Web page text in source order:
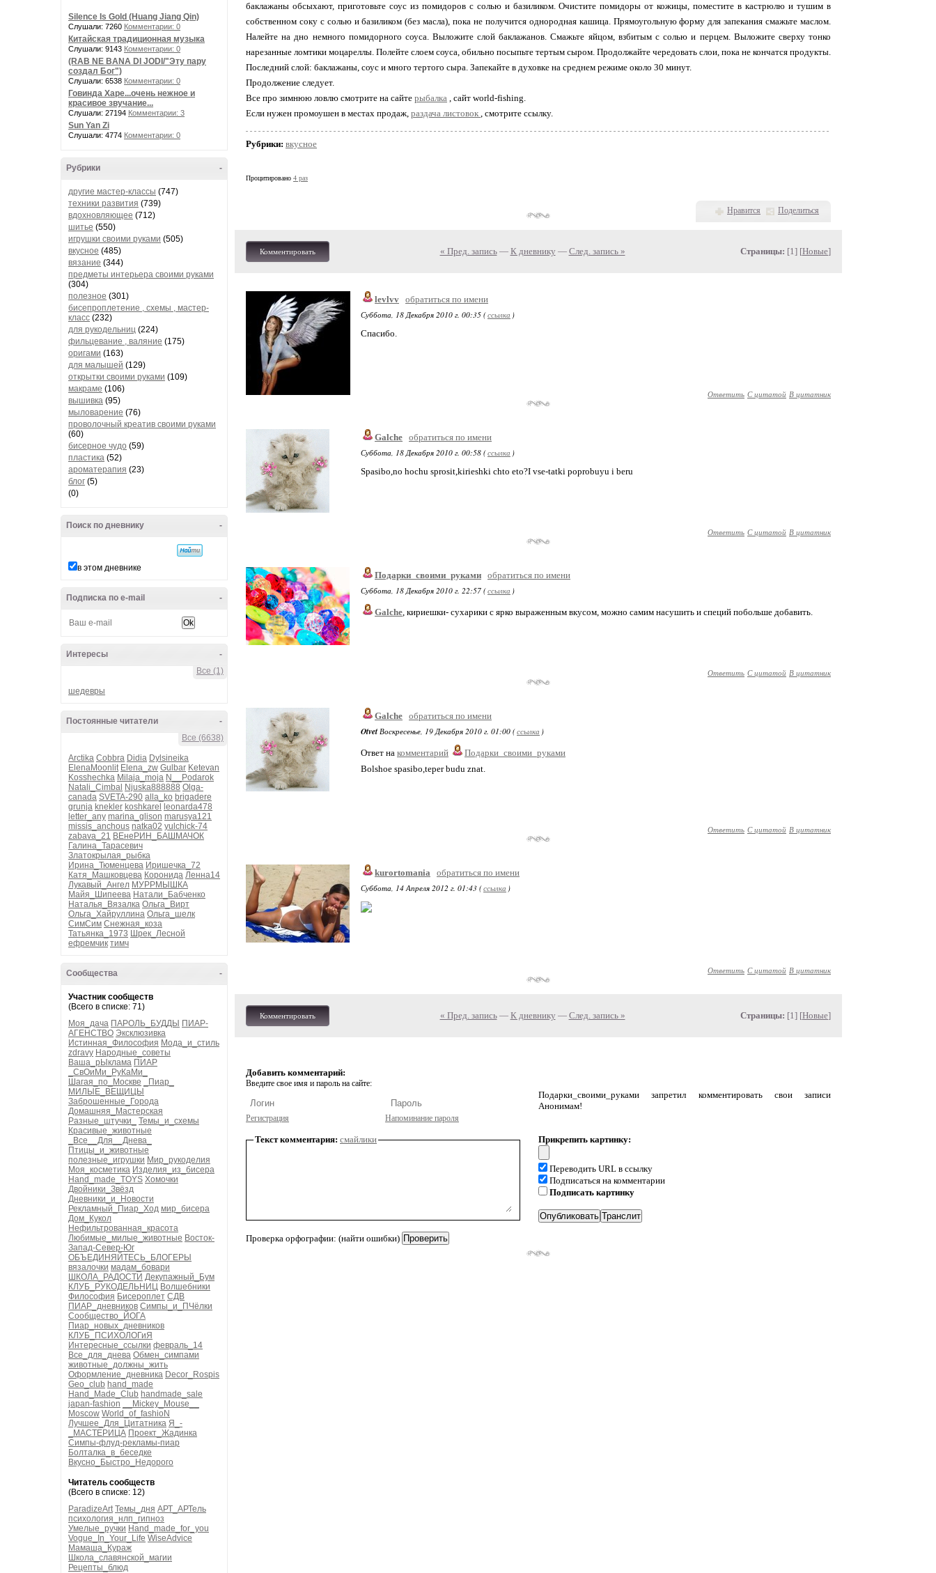
Silence Is Gold (Huang Jiang Qin)
Слушали: 7260 Комментарии: 0
Китайская традиционная музыка
Слушали: 9143 Комментарии: 0
(RAB NE BANA DI JODI/"Эту пару
создал Бог")
Слушали: 6538 Комментарии: 0
Говинда Харе...очень нежное и
красивое звучание...
Слушали: 27194 Комментарии: 3
Sun Yan Zi
Слушали: 4774 Комментарии: 0
-
Рубрики
другие мастер-классы (747)
техники развития (739)
вдохновляющее (712)
шитье (550)
игрушки своими руками (505)
вкусное (485)
вязание (344)
предметы интерьера своими руками
(304)
полезное (301)
бисепроплетение , схемы , мастер-
класс (232)
для рукодельниц (224)
фильцевание , валяние (175)
оригами (163)
для малышей (129)
открытки своими руками (109)
макраме (106)
вышивка (95)
мыловарение (76)
проволочный креатив своими руками
(60)
бисерное чудо (59)
пластика (52)
ароматерапия (23)
блог (5)
(0)
-
Поиск по дневнику
в этом дневнике
-
Подписка по e-mail
-
Интересы
Все (1)
шедевры
-
Постоянные читатели
Все (6638)
Arctika Cobbra Didia Dylsineika
ElenaMoonlit Elena_zw Gulbar Ketevan
Kosshechka Milaja_moja N__Podarok
Natali_Cimbal Njuska888888 Olga-
canada SVETA-290 alla_ko brigadere
grunja knekler koshkarel
leonarda478
letter_any marina_glison marusya121
missis_anchous natka02 yulchick-74
zabava_21 ВЕнеРИН_БАШМАЧОК
Галина_Тарасевич
Златокрылая_рыбка
Ирина_Тюменцева Иришечка_72
Катя_Машковцева Коронида Ленна14
Лукавый_Ангел МУРРМЫШКА
Майя_Шипеева Натали_Бабченко
Наталья_Вязалка Ольга_Вирт
Ольга_Хайруллина Ольга_шелк
СимСим Снежная_коза
Татьянка_1973 Шрек_Лесной
ефремчик тимч
-
Сообщества
Участник сообществ
(Всего в списке: 71)
Моя_дача ПАРОЛЬ_БУДДЫ ПИАР-
АГЕНСТВО Эксклюзивка
Истинная_Философия Мода_и_стиль
zdravy Народные_советы
Ваша_рЫклама ПИАР
_СвОиМи_РуКаМи_
Шагая_по_Москве
_Пиар_
МИЛЫЕ_ВЕЩИЦЫ
Заброшенные_Города
Домашняя_Мастерская
Разные_штучки_
Темы_и_схемы
Красивые_животные
_Все__Для__Днева_
Птицы_и_животные
полезные_игрушки Мир_рукоделия
Моя_косметика Изделия_из_бисера
Hand_made_TOYS Хомочки
Двойники_Звёзд
Дневники_и_Новости
Рекламный_Пиар_Ход мир_бисера
Дом_Кукол
Нефильтрованная_красота
Любимые_милые_животные Восток-
Запад-Север-Юг
ОБЪЕДИНЯЙТЕСЬ_БЛОГЕРЫ
вязалочки мадам_бовари
ШКОЛА_РАДОСТИ Декупажный_Бум
КЛУБ_РУКОДЕЛЬНИЦ Волшебники
Философия Бисероплет СДВ
ПИАР_дневников Симпы_и_ПЧёлки
Сообщество_ЙОГА
Пиар_новых_дневников
КЛУБ_ПСИХОЛОГиЯ
Интересные_ссылки февраль_14
Все_для_днева Обмен_симпами
животные_должны_жить
Оформление_дневника Decor_Rospis
Geo_club hand_made
Hand_Made_Club handmade_sale
japan-fashion
__Mickey_Mouse__
Moscow World_of_fashioN
Лучшее_Для_Цитатника Я_-
_МАСТЕРИЦА Проект_Жадинка
Симпы-флуд-рекламы-пиар
Болталка_в_беседке
Вкусно_Быстро_Недорого
Читатель сообществ
(Всего в списке: 12)
ParadizeArt Темы_дня АРТ_АРТель
психология_нлп_гипноз
Умелые_ручки Hand_made_for_you
Vogue_In_Your_Life WiseAdvice
Мамаша_Кураж
Школа_славянской_магии
Рецепты_блюд
баклажаны обсыхают, приготовьте соус из помидоров с солью и базиликом. Очистите помидоры от кожицы, поместите в кастрюлю и тушим в
собственном соку с солью и базиликом (без масла), пока не получится однородная кашица. Прямоугольную форму для запекания смажьте маслом.
Налейте на дно немного помидорного соуса. Выложите слой баклажанов. Смажьте яйцом, взбитым с солью и перцем. Выложите сверху тонко
нарезанные ломтики моцареллы. Полейте слоем соуса, обильно посыпьте тертым сыром. Продолжайте чередовать слои, пока не кончатся продукты.
Последний слой: баклажаны, соус и много тертого сыра. Запекайте в духовке на среднем режиме около 30 минут.
Продолжение следует.
Все про зимнюю ловлю смотрите на сайте рыбалка , сайт world-fishing.
Если нужен промоушен в местах продаж, раздача листовок , смотрите ссылку.
Рубрики: вкусное
Процитировано 4 раз
Нравится Поделиться
Комментировать « Пред. запись— К дневнику — След. запись » Страницы: [1] [Новые]
levlvv обратиться по имени
Суббота, 18 Декабря 2010 г. 00:35 (ссылка )
Спасибо.
Ответить С цитатой В цитатник
Galche обратиться по имени
Суббота, 18 Декабря 2010 г. 00:58 (ссылка )
Spasibo,no hochu sprosit,kirieshki chto eto?I vse-tatki poprobuyu i beru
Ответить С цитатой В цитатник
Подарки_своими_руками обратиться по имени
Суббота, 18 Декабря 2010 г. 22:57 (ссылка )
Galche, кириешки- сухарики с ярко выраженным вкусом, можно самим насушить и специй побольше добавить.
Ответить С цитатой В цитатник
Galche обратиться по имени
Otvet Воскресенье, 19 Декабря 2010 г. 01:00 (ссылка )
Ответ на комментарий
Подарки_своими_руками
Bolshoe spasibo,teper budu znat.
Ответить С цитатой В цитатник
kurortomania
обратиться по имени
Суббота, 14 Апреля 2012 г. 01:43 (ссылка )
Ответить С цитатой В цитатник
Комментировать « Пред. запись— К дневнику — След. запись » Страницы: [1] [Новые]
Добавить комментарий:
Введите свое имя и пароль на сайте:
Регистрация Напоминание пароля
Подарки_своими_руками запретил комментировать свои записи
Анонимам!
Текст комментария: смайлики
Проверка орфографии: (найти ошибки)
Прикрепить картинку:
Переводить URL в ссылку
Подписаться на комментарии
Подписать картинку